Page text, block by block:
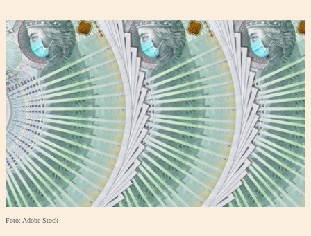
Foto: Adobe Stock